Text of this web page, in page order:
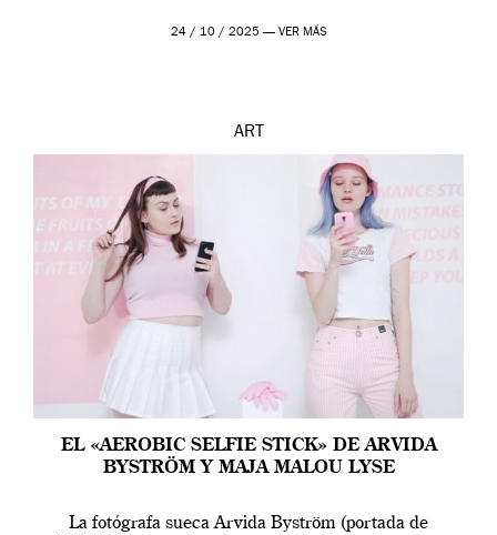
24 / 10 / 2025 — VER MÁS
ART
EL «AEROBIC SELFIE STICK» DE ARVIDA
BYSTRÖM Y MAJA MALOU LYSE
La fotógrafa sueca Arvida Byström (portada de